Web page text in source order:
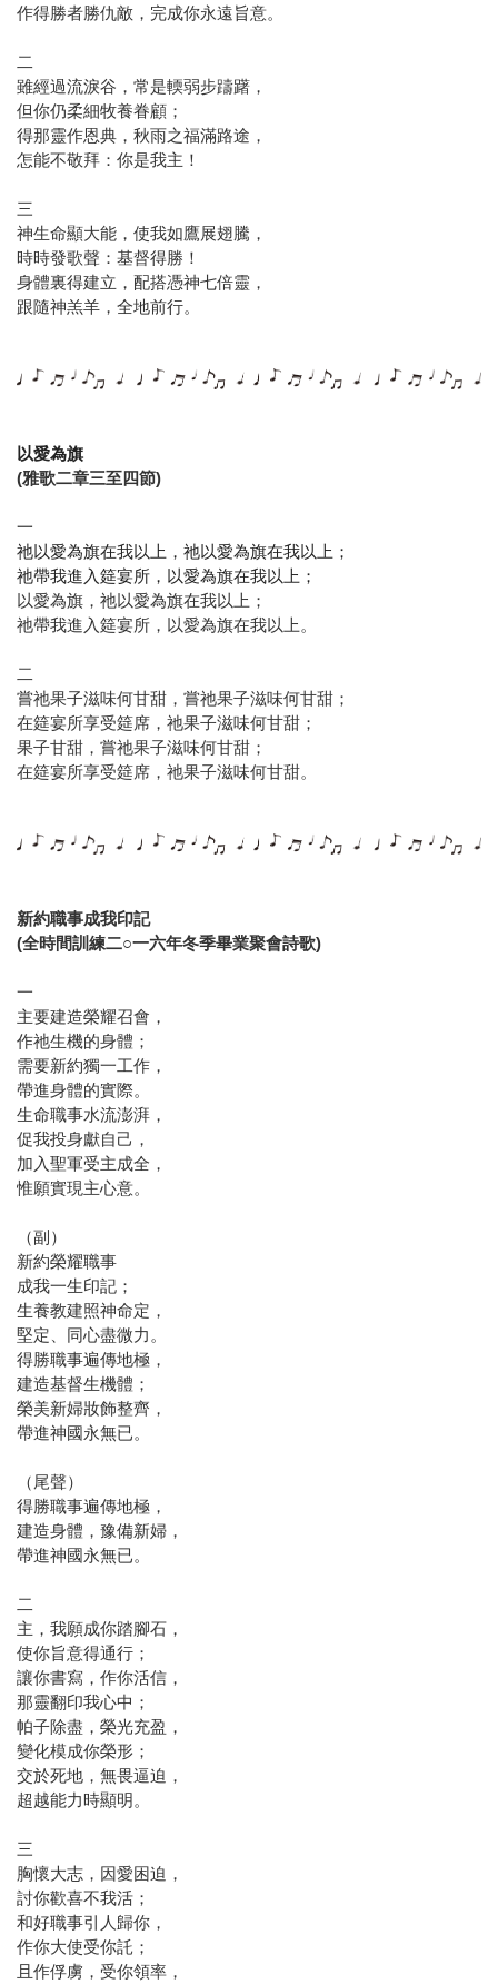
作得勝者勝仇敵，完成你永遠旨意。
二
雖經過流淚谷，常是輭弱步躊躇，
但你仍柔細牧養眷顧；
得那靈作恩典，秋雨之福滿路途，
怎能不敬拜：你是我主！
三
神生命顯大能，使我如鷹展翅騰，
時時發歌聲：基督得勝！
身體裏得建立，配搭憑神七倍靈，
跟隨神羔羊，全地前行。
以愛為旗
(雅歌二章三至四節)
一
祂以愛為旗在我以上，祂以愛為旗在我以上；
祂帶我進入筵宴所， 以愛為旗在我以上；
以愛為旗，祂以愛為旗在我以上；
祂帶我進入筵宴所，以愛為旗在我以上。
二
嘗祂果子滋味何甘甜，嘗祂果子滋味何甘甜；
在筵宴所享受筵席，祂果子滋味何甘甜；
果子甘甜，嘗祂果子滋味何甘甜；
在筵宴所享受筵席，祂果子滋味何甘甜。
新約職事成我印記
(全時間訓練二○一六年冬季畢業聚會詩歌)
一
主要建造榮耀召會，
作祂生機的身體；
需要新約獨一工作，
帶進身體的實際。
生命職事水流澎湃，
促我投身獻自己，
加入聖軍受主成全，
惟願實現主心意。
（副）
新約榮耀職事
成我一生印記；
生養教建照神命定，
堅定、同心盡微力。
得勝職事遍傳地極，
建造基督生機體；
榮美新婦妝飾整齊，
帶進神國永無已。
（尾聲）
得勝職事遍傳地極，
建造身體，豫備新婦，
帶進神國永無已。
二
主，我願成你踏腳石，
使你旨意得通行；
讓你書寫，作你活信，
那靈翻印我心中；
帕子除盡，榮光充盈，
變化模成你榮形；
交於死地，無畏逼迫，
超越能力時顯明。
三
胸懷大志，因愛困迫，
討你歡喜不我活；
和好職事引人歸你，
作你大使受你託；
且作俘虜，受你領率，